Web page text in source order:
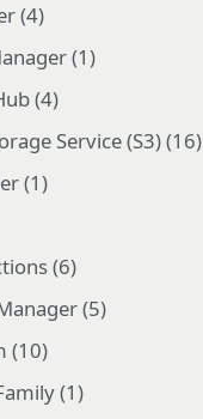
(4)
(1)
(4)
Service (S3) (16)
(1)
(6)
(5)
(10)
(1)